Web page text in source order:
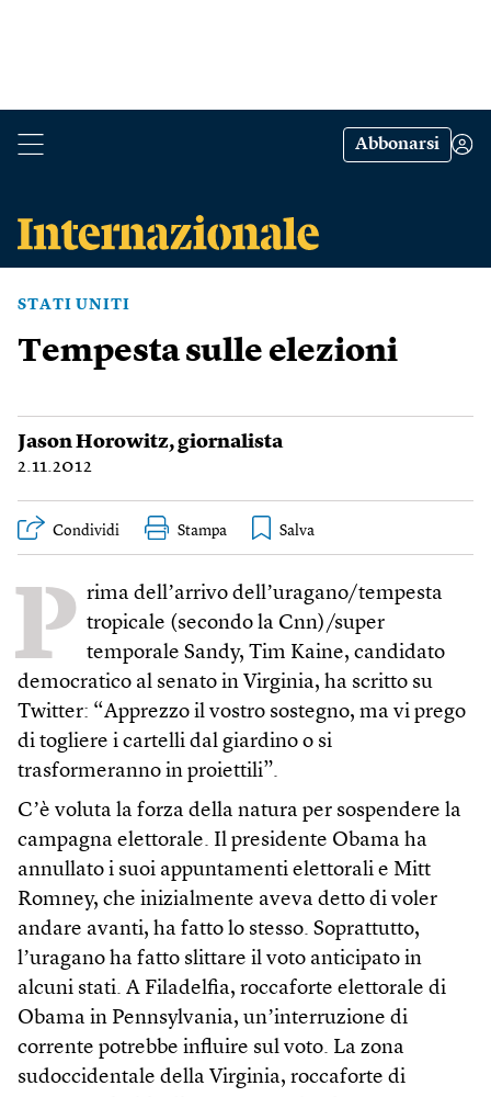
Abbonarsi
STATI UNITI
Tempesta sulle elezioni
Jason Horowitz, giornalista
2.11.2012
Condividi Stampa
P rima dellʼarrivo dellʼuragano/tempesta
tropicale (secondo la Cnn)/super
temporale Sandy, Tim Kaine, candidato
democratico al senato in Virginia, ha scritto su
Twitter: “Apprezzo il vostro sostegno, ma vi prego
di togliere i cartelli dal giardino o si
trasformeranno in proiettili”.
Cʼè voluta la forza della natura per sospendere la
campagna elettorale. Il presidente Obama ha
annullato i suoi appuntamenti elettorali e Mitt
Romney, che inizialmente aveva detto di voler
andare avanti, ha fatto lo stesso. Soprattutto,
lʼuragano ha fatto slittare il voto anticipato in
alcuni stati. A Filadelfia, roccaforte elettorale di
Obama in Pennsylvania, unʼinterruzione di
corrente potrebbe influire sul voto. La zona
sudoccidentale della Virginia, roccaforte di